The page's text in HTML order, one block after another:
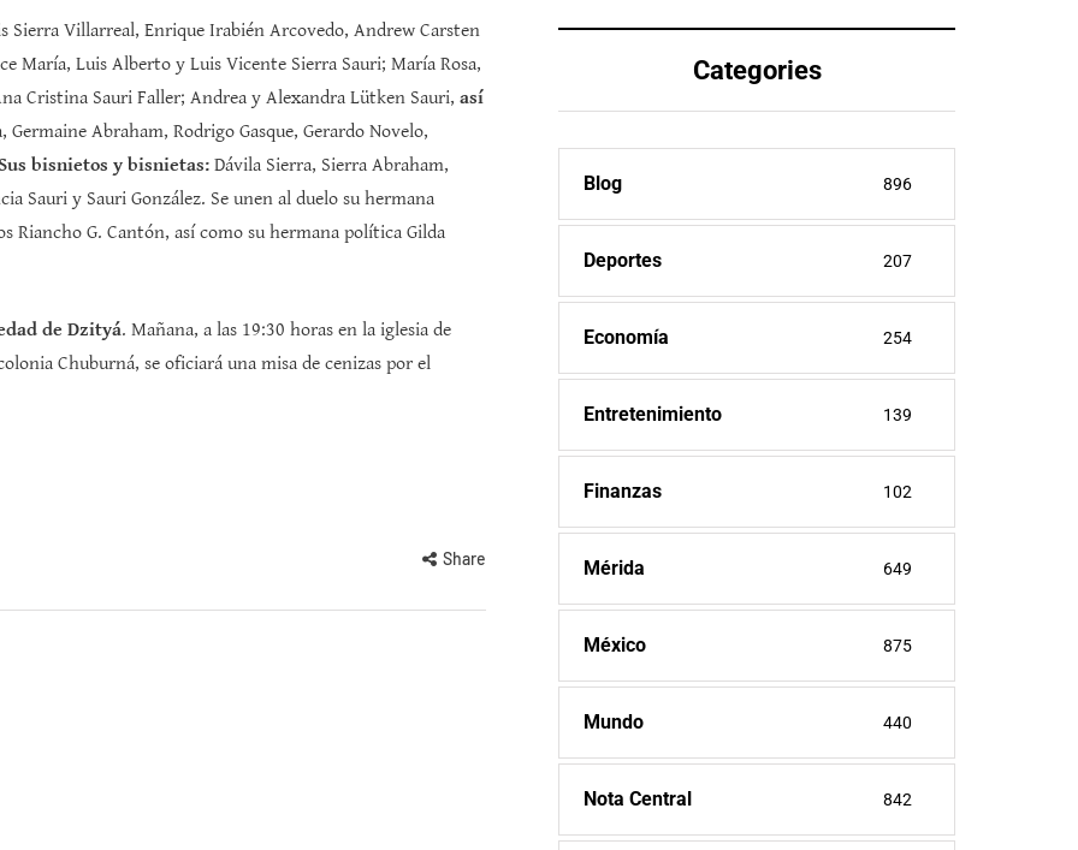
Sierra Villarreal, Enrique Irabién Arcovedo, Andrew Carsten
María, Luis Alberto y Luis Vicente Sierra Sauri; María Rosa,
Cristina Sauri Faller; Andrea y Alexandra Lütken Sauri, así
Germaine Abraham, Rodrigo Gasque, Gerardo Novelo,
bisnietos y bisnietas: Dávila Sierra, Sierra Abraham,
Sauri y Sauri González. Se unen al duelo su hermana
Riancho G. Cantón, así como su hermana política Gilda
de Dzityá. Mañana, a las 19:30 horas en la iglesia de
Chuburná, se oficiará una misa de cenizas por el
Share
Categories
Blog 896
Deportes 207
Economía 254
Entretenimiento 139
Finanzas 102
Mérida 649
México 875
Mundo 440
Nota Central 842